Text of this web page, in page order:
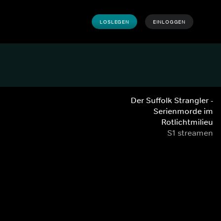
LOSLEGEN EINLOGGEN
Der Suffolk Strangler -
Serienmorde im
Rotlichtmilieu
S1 streamen